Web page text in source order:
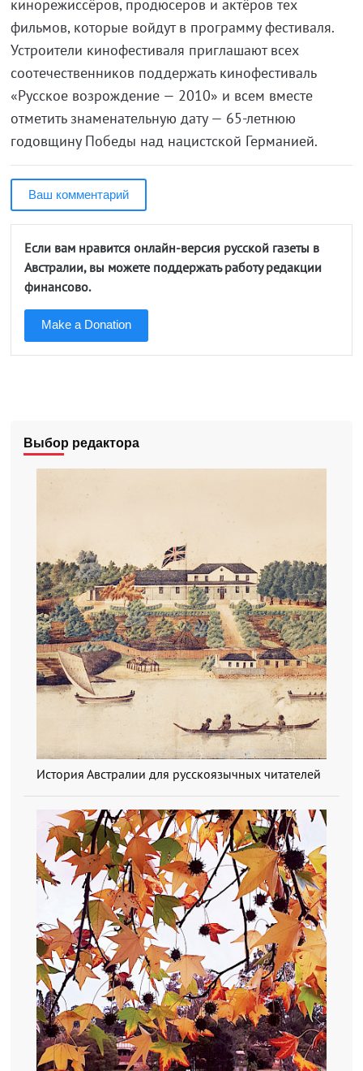
кинорежиссёров, продюсеров и актёров тех
фильмов, которые войдут в программу фестиваля.
Устроители кинофестиваля приглашают всех
соотечественников поддержать кинофестиваль
«Русское возрождение — 2010» и всем вместе
отметить знаменательную дату — 65-летнюю
годовщину Победы над нацистской Германией.
Ваш комментарий
Если вам нравится онлайн-версия русской газеты в
Австралии, вы можете поддержать работу редакции
финансово.
Make a Donation
Выбор редактора
История Австралии для русскоязычных читателей